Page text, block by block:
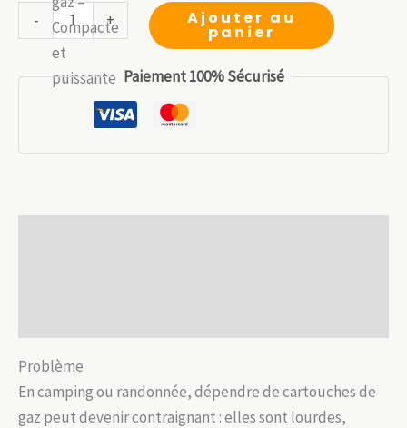
initial
actuel
est :
-
quantité
de
Réchaud
Camping
+ Ajouter au
panier
Paiement 100% Sécurisé
Problème
En camping ou randonnée, dépendre de cartouches de
gaz peut devenir contraignant : elles sont lourdes,